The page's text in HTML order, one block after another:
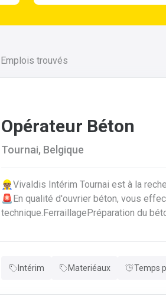
Emplois trouvés
Opérateur Béton
Tournai, Belgique
👷🏽Vivaldis Intérim Tournai est à la
🚨En qualité d'ouvrier béton, vous effectuez les tâches
technique.FerraillagePréparation du
que des outils et de l'atelier.
Intérim Materiéaux Temps